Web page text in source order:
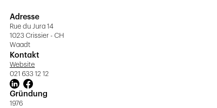
Adresse
Rue du Jura 14
1023 Crissier - CH
Waadt
Kontakt
Website
021 633 12 12
Gründung
1976